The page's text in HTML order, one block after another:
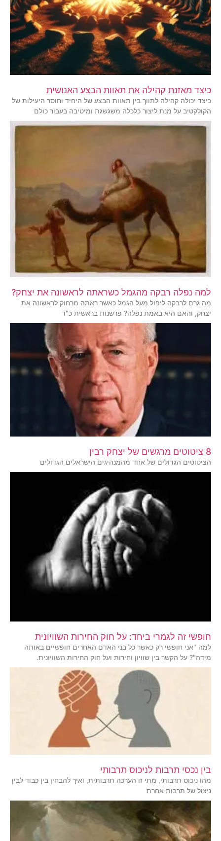
כיצד מאזנת קהילה את תאוות הבצע האנושית
כיצד יכולה קהילה לתווך בין תאוות הבצע של היחיד וחוסר היעילות של
הקולקטיב על מנת ליצור כלכלה משגשגת ומיטיבה בעבור כולם
למה נפלה רבקה מהגמל כשראתה לראשונה את יצחק?
מה גרם לרבקה ליפול מעל הגמל כאשר ראתה מרחוק לראשונה את
יצחק, והאם היא באמת נפלה? פרשנות בראשית כ"ד
8 ציטוטים מרגשים של יצחק רבין
הציטוטים הגדולים של אחד מהמנהיגים הישראלים הגדולים
חופשי זה לגמרי ביחד: על חוק החירות השוויונית
למה "אני חופשי רק כאשר כל בני האדם האחרים חופשיים באותה
מידה"? על הקשר בין שוויון וחירות ועל חוק החירות השוויונית.
בין נכסי תרבות לניכוס תרבותי
מהו ניכוס תרבותי, מתי זו הערכה תרבותית, ואיך להבחין בין כבוד לבין
ניצול של תרבות אחרת